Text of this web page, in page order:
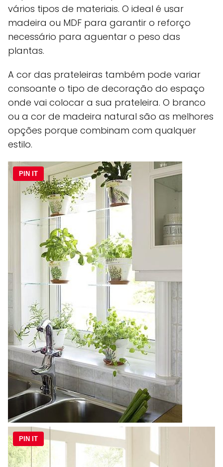
vários tipos de materiais. O ideal é usar
madeira ou MDF para garantir o reforço
necessário para aguentar o peso das
plantas.
A cor das prateleiras também pode variar
consoante o tipo de decoração do espaço
onde vai colocar a sua prateleira. O branco
ou a cor de madeira natural são as melhores
opções porque combinam com qualquer
estilo.
PIN IT
PIN IT